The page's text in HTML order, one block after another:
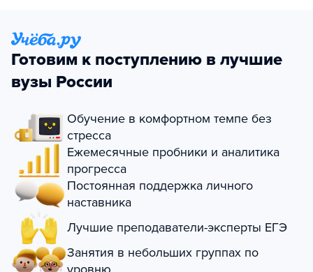
Готовим к поступлению в лучшие
вузы России
Обучение в комфортном темпе без
стресса
Ежемесячные пробники и аналитика
прогресса
Постоянная поддержка личного
наставника
Лучшие преподаватели-эксперты ЕГЭ
Занятия в небольших группах по